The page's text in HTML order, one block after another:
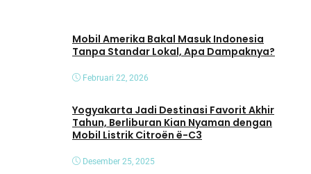
Mobil Amerika Bakal Masuk Indonesia
Tanpa Standar Lokal, Apa Dampaknya?
Februari 22, 2026
Yogyakarta Jadi Destinasi Favorit Akhir
Tahun, Berliburan Kian Nyaman dengan
Mobil Listrik Citroën ë-C3
Desember 25, 2025